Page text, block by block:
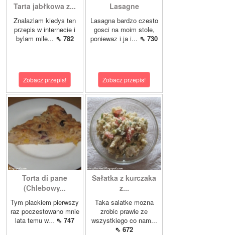
Tarta jabłkowa z...
Znalazlam kiedys ten
przepis w internecie i
bylam mile... ⇖ 782
Zobacz przepis!
Lasagne
Lasagna bardzo czesto
gosci na moim stole,
poniewaz i ja i... ⇖ 730
Zobacz przepis!
Torta di pane
(Chlebowy...
Tym plackiem pierwszy
raz poczestowano mnie
lata temu w... ⇖ 747
Sałatka z kurczaka
z...
Taka salatke mozna
zrobic prawie ze
wszystkiego co nam...
⇖ 672